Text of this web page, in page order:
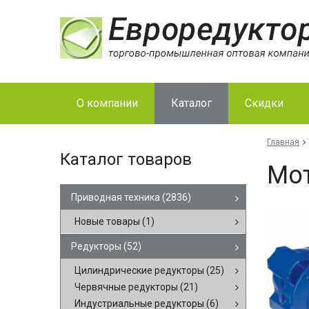
О компании Каталог Скидки
Каталог товаров
Приводная техника (2836)
Новые товары (1)
Редукторы (52)
Цилиндрические редукторы (25)
Червячные редукторы (21)
Индустриальные редукторы (6)
Главная